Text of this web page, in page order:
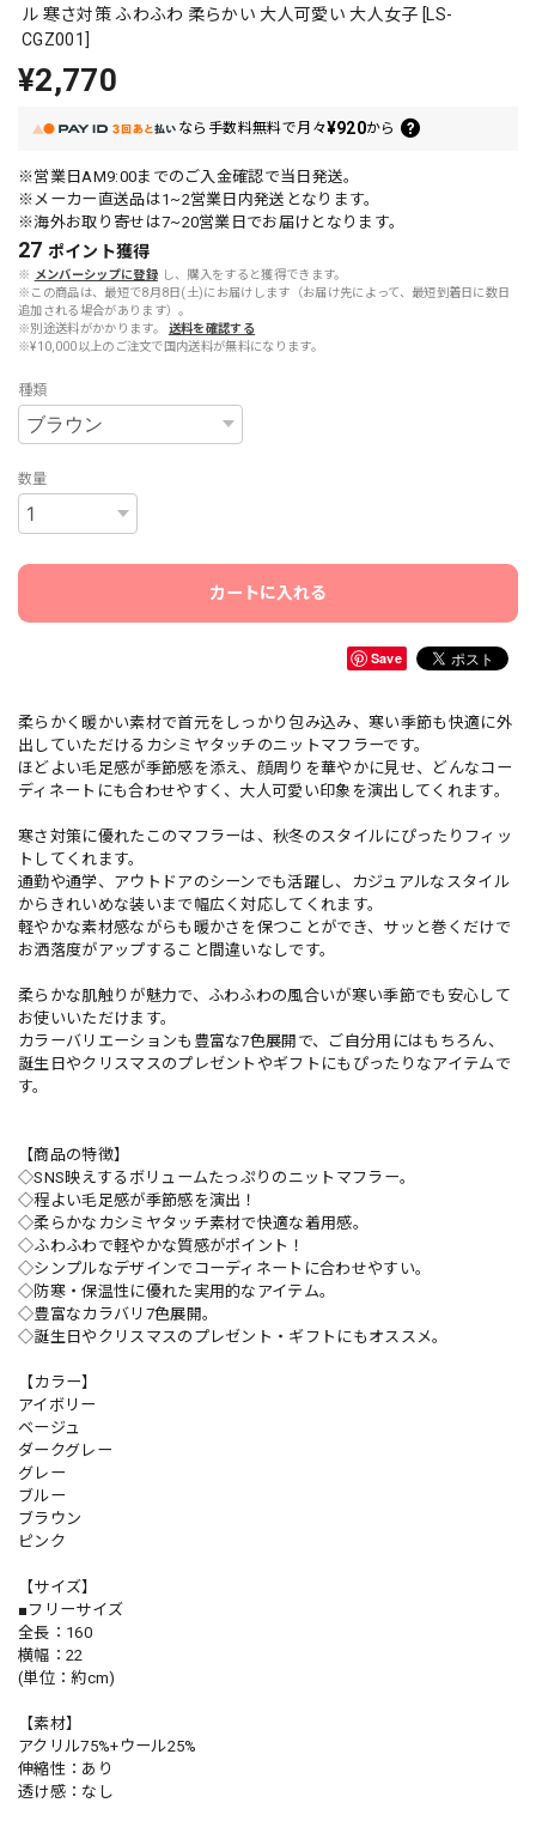
ル 寒さ対策 ふわふわ 柔らかい 大人可愛い 大人女子 [LS-
CGZ001]
¥2,770
なら 手数料無料で月々¥920から
※営業日AM9:00までのご入金確認で当日発送。
※メーカー直送品は1~2営業日内発送となります。
※海外お取り寄せは7~20営業日でお届けとなります。
27 ポイント獲得
※ メンバーシップに登録 し、購入をすると獲得できます。
※この商品は、最短で8月8日(土)にお届けします（お届け先によって、最短到着日に数日
追加される場合があります）。
※別途送料がかかります。
送料を確認する
※¥10,000以上のご注文で国内送料が無料になります。
種類
数量
カートに入れる
Save
柔らかく暖かい素材で首元をしっかり包み込み、寒い季節も快適に外
出していただけるカシミヤタッチのニットマフラーです。
ほどよい毛足感が季節感を添え、顔周りを華やかに見せ、どんなコー
ディネートにも合わせやすく、大人可愛い印象を演出してくれます。
寒さ対策に優れたこのマフラーは、秋冬のスタイルにぴったりフィッ
トしてくれます。
通勤や通学、アウトドアのシーンでも活躍し、カジュアルなスタイル
からきれいめな装いまで幅広く対応してくれます。
軽やかな素材感ながらも暖かさを保つことができ、サッと巻くだけで
お洒落度がアップすること間違いなしです。
柔らかな肌触りが魅力で、ふわふわの風合いが寒い季節でも安心して
お使いいただけます。
カラーバリエーションも豊富な7色展開で、ご自分用にはもちろん、
誕生日やクリスマスのプレゼントやギフトにもぴったりなアイテムで
す。
【商品の特徴】
◇SNS映えするボリュームたっぷりのニットマフラー。
◇程よい毛足感が季節感を演出！
◇柔らかなカシミヤタッチ素材で快適な着用感。
◇ふわふわで軽やかな質感がポイント！
◇シンプルなデザインでコーディネートに合わせやすい。
◇防寒・保温性に優れた実用的なアイテム。
◇豊富なカラバリ7色展開。
◇誕生日やクリスマスのプレゼント・ギフトにもオススメ。
【カラー】
アイボリー
ベージュ
ダークグレー
グレー
ブルー
ブラウン
ピンク
【サイズ】
■フリーサイズ
全長：160
横幅：22
(単位：約cm)
【素材】
アクリル75%+ウール25%
伸縮性：あり
透け感：なし